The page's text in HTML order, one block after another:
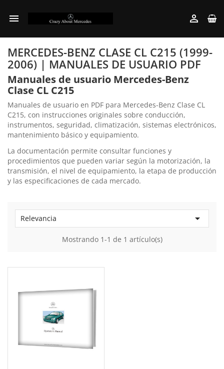
 
MERCEDES-BENZ CLASE CL C215 (1999-
2006) | MANUALES DE USUARIO PDF
Manuales de usuario Mercedes-Benz
Clase CL C215
Manuales de usuario en PDF para Mercedes-Benz Clase CL
C215, con instrucciones originales sobre conducción,
instrumentos, seguridad, climatización, sistemas electrónicos,
mantenimiento básico y equipamiento.
La documentación permite consultar funciones y
procedimientos que pueden variar según la motorización, la
transmisión, el nivel de equipamiento, la etapa de producción
y las especificaciones de cada mercado.
Relevancia 
Mostrando 1-1 de 1 artículo(s)